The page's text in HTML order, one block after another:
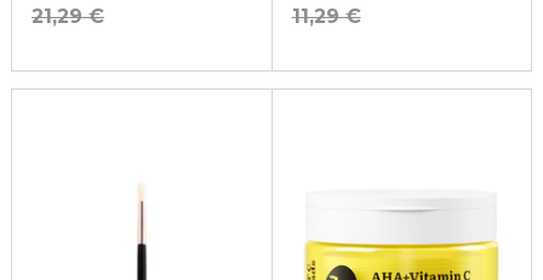
21,29 €
11,29 €